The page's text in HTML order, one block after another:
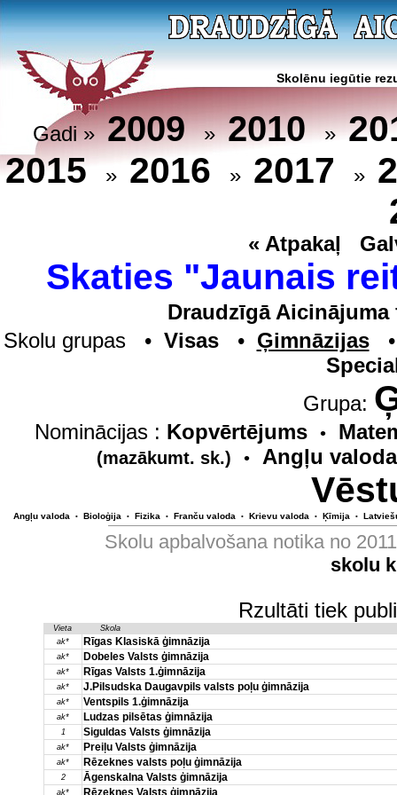
Skolēnu iegūtie
Gadi »2009»2010»
2015 » 2016 » 2017 »
« Atpakaļ
Skaties "Jaunais
Draudzīgā
Skolu grupas • Visas• Ģimnāzijas
Grupa:
Nominācijas : Kopvērtējums •
(mazākumt. sk.) • Angļu valoda
Angļu valoda • Bioloģija • Fizika • Franču valoda • Krievu valoda • Ķīmija •
Skolu apbalvošana notika no
skolu
Rzultāti tiek
Vieta
Skola
ak*
Rīgas Klasiskā ģimnāzija
ak* Dobeles Valsts ģimnāzija
ak* Rīgas Valsts 1.ģimnāzija
ak* J.Pilsudska Daugavpils valsts poļu ģimnāzija
ak* Ventspils 1.ģimnāzija
ak* Ludzas pilsētas ģimnāzija
1 Siguldas Valsts ģimnāzija
ak* Preiļu Valsts ģimnāzija
ak* Rēzeknes valsts poļu ģimnāzija
2 Āgenskalna Valsts ģimnāzija
ak* Rēzeknes Valsts ģimnāzija